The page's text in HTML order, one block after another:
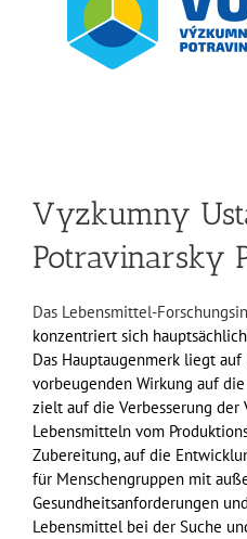
Vyzkumny
Potravinarsky
Das Lebensmittel-
konzentriert sich
Das Hauptaugenmerk liegt
vorbeugenden Wirkung auf
zielt auf die Verbesserung der
Lebensmitteln vom
Zubereitung, auf die
für Menschengruppen mit
Gesundheitsanforderungen
Lebensmittel bei der Suche